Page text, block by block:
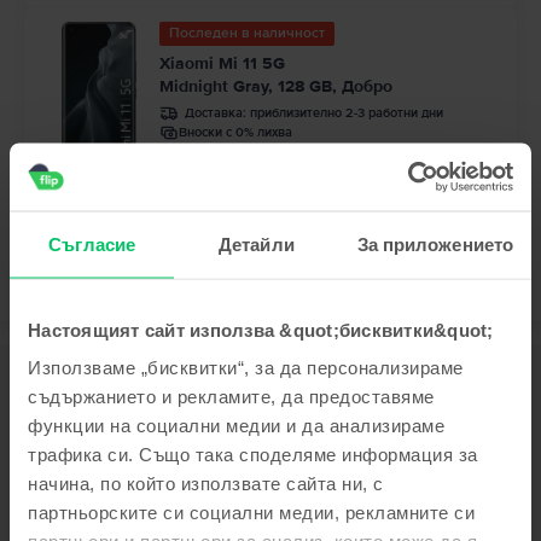
Съгласие Детайли За приложението
Настоящият сайт използва &quot;бисквитки&quot;
Използваме „бисквитки“, за да персонализираме
съдържанието и рекламите, да предоставяме
функции на социални медии и да анализираме
трафика си. Също така споделяме информация за
начина, по който използвате сайта ни, с
партньорските си социални медии, рекламните си
Последен в наличност
Xiaomi Mi 11 5G
Midnight Gray, 128 GB, Добро
Доставка: приблизително 2-3 работни дни
Вноски с 0% лихва
Описание
Мобилен телефон Xiaomi Mi Note 10 Lite, Glacier White, 64 GB, Като
нов
Искате ли да купите евтин Xiaomi Mi Note 10 Lite? Поръчайте го на
ниска цена от Flip.bg! Телефонът на Xiaomi е оборудван с 6,47-инчов
AMOLED HDR10 екран, с резолюция от 1080 x 2340 пиксела. Моделът Mi